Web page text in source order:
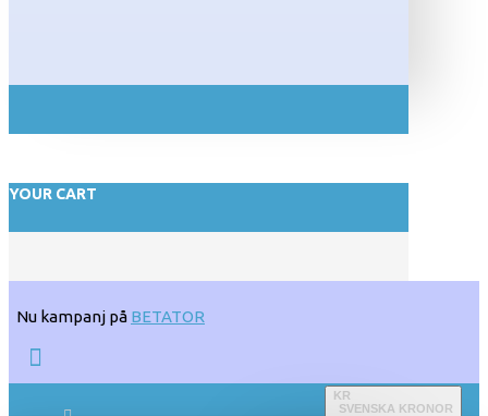
YOUR CART
Nu kampanj på BETATOR
KR
SVENSKA KRONOR